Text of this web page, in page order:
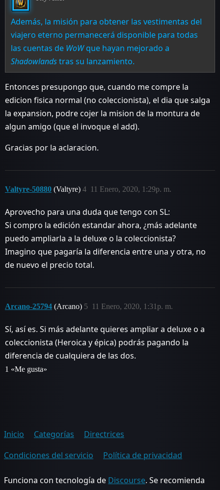
Además, la misión para obtener las vestimentas del
viajero eterno permanecerá disponible para todas
las cuentas de WoWque hayan mejorado a
Shadowlandstras su lanzamiento.
Entonces presupongo que, cuando me compre la
edicion fisica normal (no coleccionista), el dia que salga
la expansion, podre cojer la mision de la montura de
algun amigo (que el invoque el add).
Gracias por la aclaracion.
Valtyre-50880 (Valtyre) 11 Enero, 2020, 1:29p. m.
4
Aprovecho para una duda que tengo con SL:
Si compro la edición estandar ahora, ¿más adelante
puedo ampliarla a la deluxe o la coleccionista?
Imagino que pagaría la diferencia entre una y otra, no
de nuevo el precio total.
Arcano-25794 (Arcano) 11 Enero, 2020, 1:31p. m.
5
Sí, así es. Si más adelante quieres ampliar a deluxe o a
coleccionista (Heroica y épica) podrás pagando la
diferencia de cualquiera de las dos.
1 «Me gusta»
Inicio Categorías
Directrices
Condiciones del servicio
Política de privacidad
Funciona con tecnología de Discourse. Se recomienda